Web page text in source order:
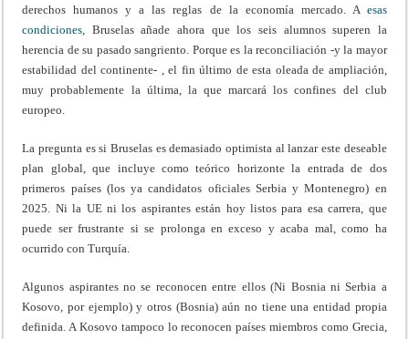
derechos humanos y a las reglas de la economía mercado. A esas
condiciones, Bruselas añade ahora que los seis alumnos superen la
herencia de su pasado sangriento. Porque es la reconciliación -y la mayor
estabilidad del continente- , el fin último de esta oleada de ampliación,
muy probablemente la última, la que marcará los confines del club
europeo.
La pregunta es si Bruselas es demasiado optimista al lanzar este deseable
plan global, que incluye como teórico horizonte la entrada de dos
primeros países (los ya candidatos oficiales Serbia y Montenegro) en
2025. Ni la UE ni los aspirantes están hoy listos para esa carrera, que
puede ser frustrante si se prolonga en exceso y acaba mal, como ha
ocurrido con Turquía.
Algunos aspirantes no se reconocen entre ellos (Ni Bosnia ni Serbia a
Kosovo, por ejemplo) y otros (Bosnia) aún no tiene una entidad propia
definida. A Kosovo tampoco lo reconocen países miembros como Grecia,